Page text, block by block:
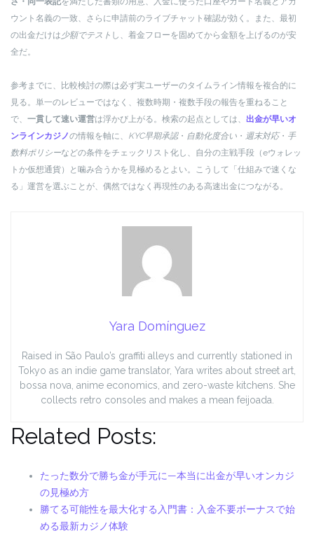
ウント名義の一致、さらに申請前のライブチャット確認が効く。また、最初
の出金だけは 少額でテスト し、着金フローを固めてから金額を上げるのが安
全だ。
参考までに、比較検討の際は必ず実ユーザーのタイムライン情報を複合的に
見る。単一のレビューではなく、複数時期・複数手段の報告を重ねること
で、 一貫して速い運営は浮かび上がる。検索の起点としては、 出金が早いオ
ンラインカジノの情報を軸に、 KYC早期承認・ 自動化度合い ・ 週末対応・ 手
数料ポリシーなどの条件をチェックリスト化し、自分の主戦手段（eウォレッ
トか仮想通貨）と噛み合うかを見極めるとよい。こうして「仕組みで速くな
る」運営を選ぶことが、偶然ではなく再現性のある高速出金につながる。
Yara Domínguez
Raised in São Paulo’s graffiti alleys and currently stationed in
Tokyo as an indie game translator, Yara writes about street art,
bossa nova, anime economics, and zero-waste kitchens. She
collects retro consoles and makes a mean feijoada.
Related Posts:
たった数分で勝ち金が手元に—本当に出金が早いオンカジ
の見極め方
勝てる可能性を最大化する入門書：入金不要ボーナスで始
める最新カジノ体験